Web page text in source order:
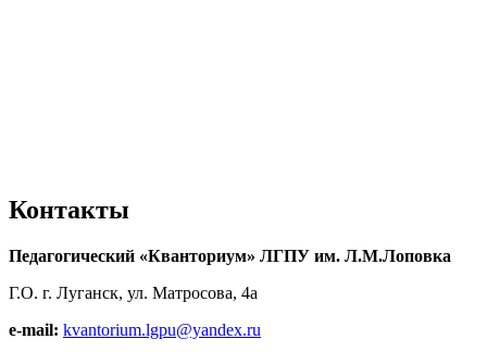
Контакты
Педагогический «Кванториум» ЛГПУ им. Л.М.Лоповка
Г.О. г. Луганск, ул. Матросова, 4а
e-mail: kvantorium.lgpu@yandex.ru